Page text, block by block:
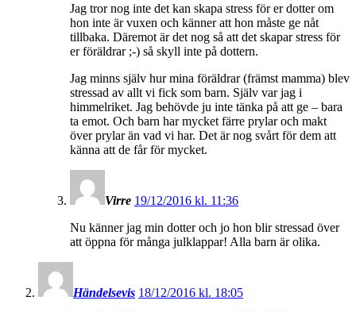
Jag tror nog inte det kan skapa stress för er dotter om
hon inte är vuxen och känner att hon måste ge nåt
tillbaka. Däremot är det nog så att det skapar stress för
er föräldrar ;-) så skyll inte på dottern.
Jag minns själv hur mina föräldrar (främst mamma) blev
stressad av allt vi fick som barn. Själv var jag i
himmelriket. Jag behövde ju inte tänka på att ge – bara
ta emot. Och barn har mycket färre prylar och makt
över prylar än vad vi har. Det är nog svårt för dem att
känna att de får för mycket.
Virre 19/12/2016 kl. 11:36
Nu känner jag min dotter och jo hon blir stressad över
att öppna för många julklappar! Alla barn är olika.
Händelsevis 18/12/2016 kl. 18:05